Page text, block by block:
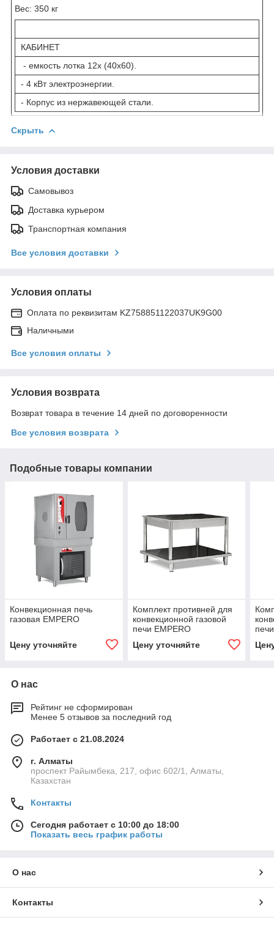
Вес: 350 кг
КАБИНЕТ
- емкость лотка 12x (40x60).
- 4 кВт электроэнергии.
- Корпус из нержавеющей стали.
Скрыть
Условия доставки
Самовывоз
Доставка курьером
Транспортная компания
Все условия доставки
Условия оплаты
Оплата по реквизитам KZ758851122037UK9G00
Наличными
Все условия оплаты
Условия возврата
Возврат товара в течение 14 дней по договоренности
Все условия возврата
Подобные товары компании
Конвекционная печь
газовая EMPERO
Цену уточняйте
Комплект противней для
конвекционной газовой
печи EMPERO
Цену уточняйте
О нас
Рейтинг не сформирован
Менее 5 отзывов за последний год
Работает с 21.08.2024
г. Алматы
проспект Райымбека, 217, офис 602/1, Алматы,
Казахстан
Контакты
Сегодня работает с 10:00 до 18:00
Показать весь график работы
О нас
Контакты